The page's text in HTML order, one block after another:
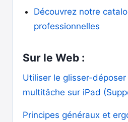
Découvrez notre
professionnelles
Sur le Web :
Utiliser le glisser-
multitâche sur iPad
Principes généraux et